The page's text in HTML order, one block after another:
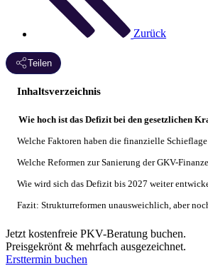
Zurück
Teilen
Inhaltsverzeichnis
Wie hoch ist das Defizit bei den gesetzlichen
Welche Faktoren haben die finanzielle
Welche Reformen zur Sanierung der GKV-
Wie wird sich das Defizit bis 2027 weiter
Fazit: Strukturreformen unausweichlich, aber
Jetzt kostenfreie PKV-Beratung buchen.
Preisgekrönt & mehrfach ausgezeichnet.
Ersttermin buchen